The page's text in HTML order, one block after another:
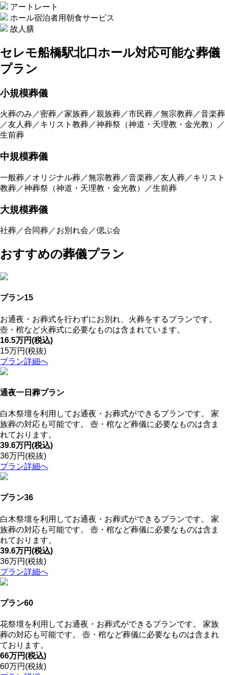
アートレート
ホール宿泊者用朝食サービス
故人膳
セレモ船橋駅北口ホール対応可能な葬儀
プラン
小規模葬儀
火葬のみ／密葬／家族葬／親族葬／市民葬／無宗教葬／音楽葬
／友人葬／キリスト教葬／神葬祭（神道・天理教・金光教）／
生前葬
中規模葬儀
一般葬／オリジナル葬／無宗教葬／音楽葬／友人葬／キリスト
教葬／神葬祭（神道・天理教・金光教）／生前葬
大規模葬儀
社葬／合同葬／お別れ会／偲ぶ会
おすすめの葬儀プラン
プラン15
お通夜・お葬式を行わずにお別れ、火葬をするプランです。
壺・棺など火葬式に必要なものは含まれています。
16.5万円(税込)
15万円 (税抜)
プラン詳細へ
通夜一日葬プラン
白木祭壇を利用してお通夜・お葬式ができるプランです。 家
族葬の対応も可能です。 壺・棺など葬儀に必要なものは含ま
れております。
39.6万円(税込)
36万円 (税抜)
プラン詳細へ
プラン36
白木祭壇を利用してお通夜・お葬式ができるプランです。 家
族葬の対応も可能です。 壺・棺など葬儀に必要なものは含ま
れております。
39.6万円(税込)
36万円 (税抜)
プラン詳細へ
プラン60
花祭壇を利用してお通夜・お葬式ができるプランです。 家族
葬の対応も可能です。 壺・棺など葬儀に必要なものは含まれ
ております。
66万円(税込)
60万円 (税抜)